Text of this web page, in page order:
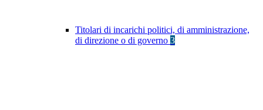
Titolari di incarichi politici, di amministrazione,
di direzione o di governo 3